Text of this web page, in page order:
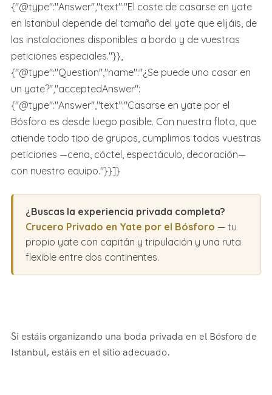
{"@type":"Answer","text":"El coste de casarse en yate
en Istanbul depende del tamaño del yate que elijáis, de
las instalaciones disponibles a bordo y de vuestras
peticiones especiales."}},
{"@type":"Question","name":"¿Se puede uno casar en
un yate?","acceptedAnswer":
{"@type":"Answer","text":"Casarse en yate por el
Bósforo es desde luego posible. Con nuestra flota, que
atiende todo tipo de grupos, cumplimos todas vuestras
peticiones —cena, cóctel, espectáculo, decoración—
con nuestro equipo."}}]}
¿Buscas la experiencia privada completa?
Crucero Privado en Yate por el Bósforo — tu
propio yate con capitán y tripulación y una ruta
flexible entre dos continentes.
Si estáis organizando una boda privada en el Bósforo de
Istanbul, estáis en el sitio adecuado.